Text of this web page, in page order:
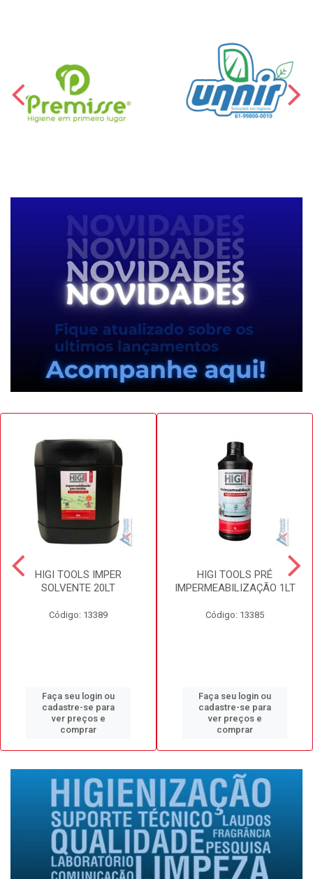
HIGI TOOLS IMPER
SOLVENTE 20LT
Código: 13389
Faça seu login ou
cadastre-se para
ver preços e
comprar
HIGI TOOLS PRÉ
IMPERMEABILIZAÇÃO 1LT
Código: 13385
Faça seu login ou
cadastre-se para
ver preços e
comprar